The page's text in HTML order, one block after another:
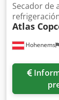
Hohenems
Secador de
Atlas
Información de